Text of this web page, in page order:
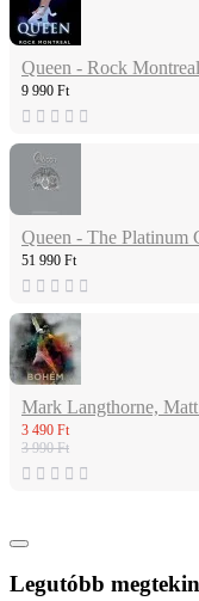
Queen - Rock
9 990 Ft
Queen - The Platinum
51 990 Ft
Mark Langthorne,
3 490 Ft
3 990 Ft
Legutóbb